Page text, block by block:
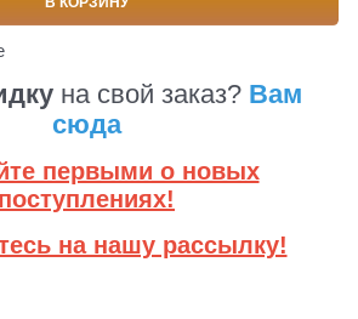
на свой заказ? Вам
сюда
первыми о новых
поступлениях!
на нашу рассылку!